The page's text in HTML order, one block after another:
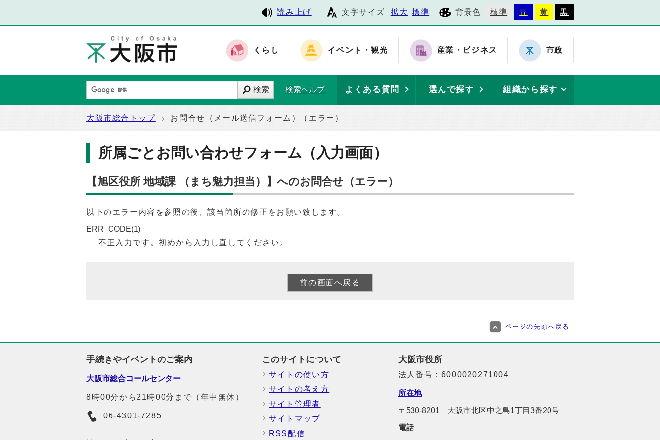
読み上げ 文字サイズ 拡大 標準 背景色 標準 青 黄 黒
くらし イベント・観光 産業・ビジネス 市政
検索 検索ヘルプ よくある質問 選んで探す 組織から探す
大阪市総合トップ お問合せ（メール送信フォーム）（エラー）
所属ごとお問い合わせフォーム（入力画面）
【旭区役所 地域課 （まち魅力担当）】へのお問合せ（エラー）
以下のエラー内容を参照の後、該当箇所の修正をお願い致します。
ERR_CODE(1)
不正入力です。初めから入力し直してください。
ページの先頭へ戻る
手続きやイベントのご案内
大阪市総合コールセンター
8時00分から21時00分まで（年中無休）
06-4301-7285
このサイトについて
サイトの使い方
サイトの考え方
サイト管理者
サイトマップ
RSS配信
大阪市役所
法人番号：6000020271004
所在地
〒530-8201 大阪市北区中之島1丁目3番20号
電話